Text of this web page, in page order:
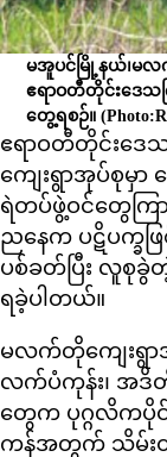
မအူပင်မြို့နယ်၊မ
ဧရာဝတီတိုင်းဒေသ
တွေ့ရစဉ်။
ဧရာဝတီတိုင်းဒေ
ကျေးရွာအုပ်စုမှာ
ရဲတပ်ဖွဲ့ဝင်တွေကြ
ညနေက ပဋိပက္ခဖ
ပစ်ခတ်ပြီး လူစု
ရခဲ့ပါတယ်။
မလက်တိုကျေးရွာ
လက်ပံကုန်း၊ အဒိတ်
တွေက ပုဂ္ဂလိကပိုင်
ကန်အတွက် သိမ်း